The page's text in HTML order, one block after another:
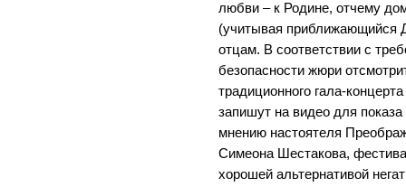
любви – к Родине, отчему
(учитывая приближающийся
отцам. В соответствии с
безопасности жюри
традиционного гала-
запишут на видео для
мнению настоятеля
Симеона Шестакова,
хорошей альтернативой